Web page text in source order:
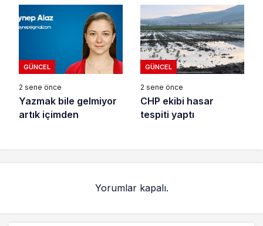
GÜNCEL
2 sene önce
Yazmak bile gelmiyor
artık içimden
GÜNCEL
2 sene önce
CHP ekibi hasar
tespiti yaptı
Yorumlar kapalı.